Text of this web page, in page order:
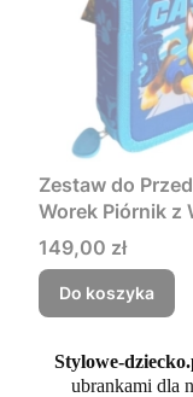
Zestaw do
Worek Piórnik z
Cena
149,00 zł
Do koszyka
Stylowe-
ubrankami dla